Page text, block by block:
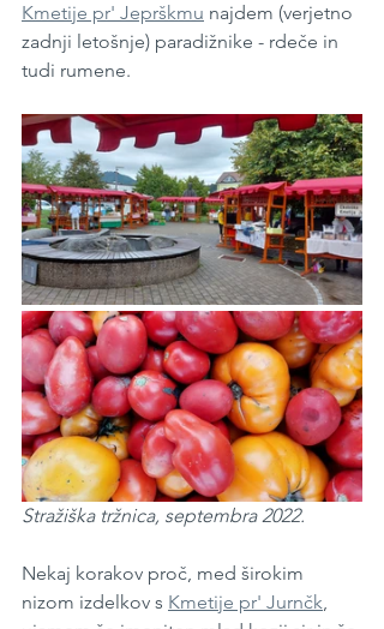
Kmetije pr' Jeprškmu najdem (verjetno
zadnji letošnje) paradižnike - rdeče in
tudi rumene.
Stražiška tržnica, septembra 2022.
Nekaj korakov proč, med širokim
nizom izdelkov s Kmetije pr' Jurnčk,